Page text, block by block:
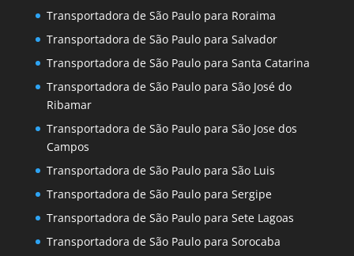
Transportadora de São Paulo para Roraima
Transportadora de São Paulo para Salvador
Transportadora de São Paulo para Santa Catarina
Transportadora de São Paulo para São José do
Ribamar
Transportadora de São Paulo para São Jose dos
Campos
Transportadora de São Paulo para São Luis
Transportadora de São Paulo para Sergipe
Transportadora de São Paulo para Sete Lagoas
Transportadora de São Paulo para Sorocaba